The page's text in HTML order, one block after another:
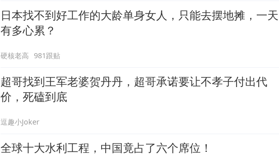
日本找不到好工作的大龄单身女人，只能去摆地摊，一天
有多心累？
硬核老高 981跟贴
超哥找到王军老婆贺丹丹，超哥承诺要让不孝子付出代
价，死磕到底
逗趣小Joker
全球十大水利工程，中国竟占了六个席位！